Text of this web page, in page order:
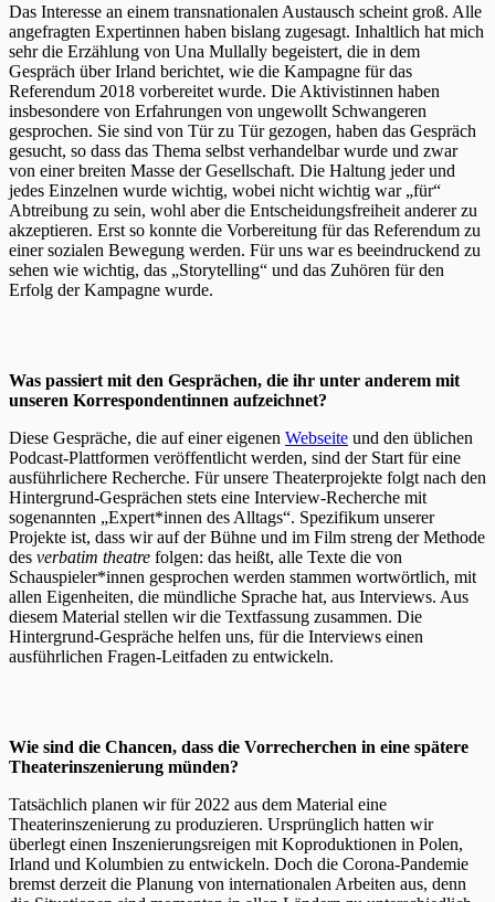
Das Interesse an einem transnationalen Austausch scheint groß. Alle
angefragten Expertinnen haben bislang zugesagt. Inhaltlich hat mich
sehr die Erzählung von Una Mullally begeistert, die in dem
Gespräch über Irland berichtet, wie die Kampagne für das
Referendum 2018 vorbereitet wurde. Die Aktivistinnen haben
insbesondere von Erfahrungen von ungewollt Schwangeren
gesprochen. Sie sind von Tür zu Tür gezogen, haben das Gespräch
gesucht, so dass das Thema selbst verhandelbar wurde und zwar
von einer breiten Masse der Gesellschaft. Die Haltung jeder und
jedes Einzelnen wurde wichtig, wobei nicht wichtig war „für“
Abtreibung zu sein, wohl aber die Entscheidungsfreiheit anderer zu
akzeptieren. Erst so konnte die Vorbereitung für das Referendum zu
einer sozialen Bewegung werden. Für uns war es beeindruckend zu
sehen wie wichtig, das „Storytelling“ und das Zuhören für den
Erfolg der Kampagne wurde.
Was passiert mit den Gesprächen, die ihr unter anderem mit
unseren Korrespondentinnen aufzeichnet?
Diese Gespräche, die auf einer eigenen Webseite und den üblichen
Podcast-Plattformen veröffentlicht werden, sind der Start für eine
ausführlichere Recherche. Für unsere Theaterprojekte folgt nach den
Hintergrund-Gesprächen stets eine Interview-Recherche mit
sogenannten „Expert*innen des Alltags“. Spezifikum unserer
Projekte ist, dass wir auf der Bühne und im Film streng der Methode
des verbatim theatre folgen: das heißt, alle Texte die von
Schauspieler*innen gesprochen werden stammen wortwörtlich, mit
allen Eigenheiten, die mündliche Sprache hat, aus Interviews. Aus
diesem Material stellen wir die Textfassung zusammen. Die
Hintergrund-Gespräche helfen uns, für die Interviews einen
ausführlichen Fragen-Leitfaden zu entwickeln.
Wie sind die Chancen, dass die Vorrecherchen in eine spätere
Theaterinszenierung münden?
Tatsächlich planen wir für 2022 aus dem Material eine
Theaterinszenierung zu produzieren. Ursprünglich hatten wir
überlegt einen Inszenierungsreigen mit Koproduktionen in Polen,
Irland und Kolumbien zu entwickeln. Doch die Corona-Pandemie
bremst derzeit die Planung von internationalen Arbeiten aus, denn